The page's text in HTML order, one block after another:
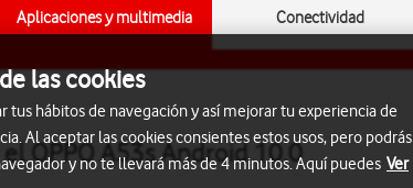
Aplicaciones y multimedia Conectividad
OPPO A53s Android 10.0
las cookies
tus hábitos de navegación y así mejorar tu experiencia de
Al aceptar las cookies consientes estos usos, pero podrás
y no te llevará más de 4 minutos. Aquí puedes Ver